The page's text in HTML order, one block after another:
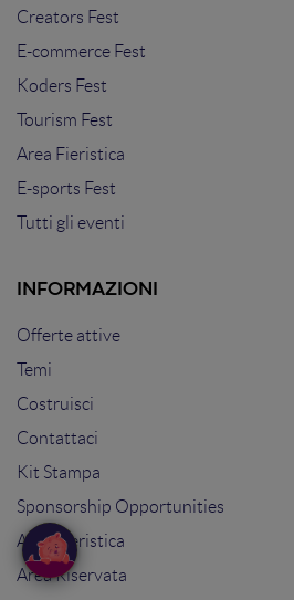
Creators Fest
E-commerce Fest
Koders Fest
Tourism Fest
Area Fieristica
E-sports Fest
Tutti gli eventi
INFORMAZIONI
Offerte attive
Temi
Costruisci
Contattaci
Kit Stampa
Sponsorship Opportunities
Area Fieristica
Area Riservata